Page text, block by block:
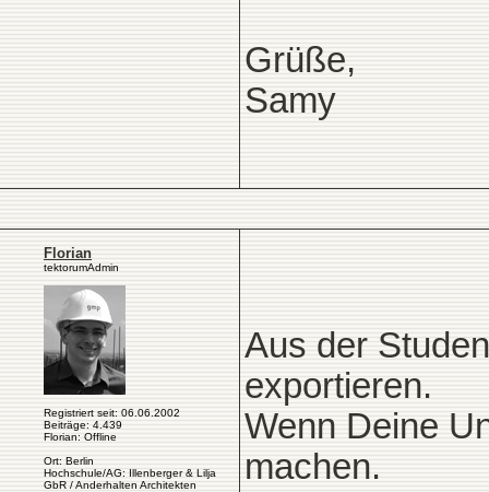
Grüße,
Samy
Florian
tektorumAdmin
Registriert seit: 06.06.2002
Beiträge: 4.439
Florian: Offline
Ort: Berlin
Hochschule/AG: Illenberger & Lilja
GbR / Anderhalten Architekten
Aus der
exportieren.
Wenn Deine
machen.